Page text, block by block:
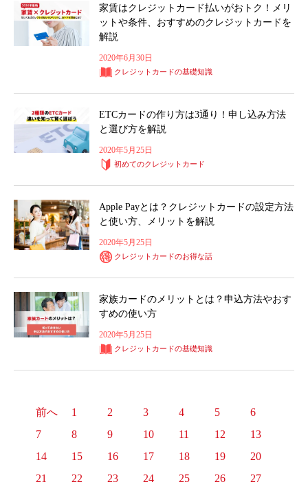
家賃はクレジットカード払いがおトク！メリ
ットや条件、おすすめのクレジットカードを
解説
2020年6月30日
クレジットカードの基礎知識
ETCカードの作り方は3通り！申し込み方法
と選び方を解説
2020年5月25日
初めてのクレジットカード
Apple Payとは？クレジットカードの設定方法
と使い方、メリットを解説
2020年5月25日
クレジットカードのお得な話
家族カードのメリットとは？申込方法やおす
すめの使い方
2020年5月25日
クレジットカードの基礎知識
前へ 1 2 3 4 5
6
7
8 9 10 11 12
13
14
15 16 17 18 19
20
21
22 23 24 25 26
27